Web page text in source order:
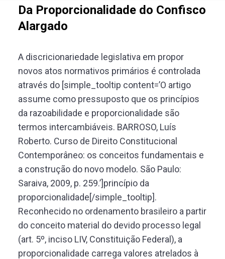
Da Proporcionalidade do Confisco
Alargado
A discricionariedade legislativa em propor
novos atos normativos primários é controlada
através do [simple_tooltip content=’O artigo
assume como pressuposto que os princípios
da razoabilidade e proporcionalidade são
termos intercambiáveis. BARROSO, Luís
Roberto. Curso de Direito Constitucional
Contemporâneo: os conceitos fundamentais e
a construção do novo modelo. São Paulo:
Saraiva, 2009, p. 259.’]princípio da
proporcionalidade[/simple_tooltip].
Reconhecido no ordenamento brasileiro a partir
do conceito material do devido processo legal
(art. 5º, inciso LIV, Constituição Federal), a
proporcionalidade carrega valores atrelados à